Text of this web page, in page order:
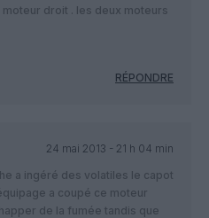
droit . les deux moteurs
RÉPONDRE
24 mai 2013 - 21 h 04 min
a ingéré des volatiles le capot
a coupé ce moteur
de la fumée tandis que